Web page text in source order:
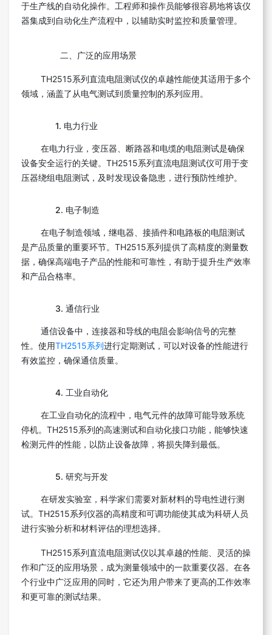
于生产线的自动化操作。工程师和操作员能够很容易地将该仪
器集成到自动化生产流程中，以辅助实时监控和质量管理。
二、广泛的应用场景
TH2515系列直流电阻测试仪的卓越性能使其适用于多个
领域，涵盖了从电气测试到质量控制的系列应用。
1. 电力行业
在电力行业，变压器、断路器和电缆的电阻测试是确保
设备安全运行的关键。TH2515系列直流电阻测试仪可用于变
压器绕组电阻测试，及时发现设备隐患，进行预防性维护。
2. 电子制造
在电子制造领域，继电器、接插件和电路板的电阻测试
是产品质量的重要环节。TH2515系列提供了高精度的测量数
据，确保高端电子产品的性能和可靠性，有助于提升生产效率
和产品合格率。
3. 通信行业
通信设备中，连接器和导线的电阻会影响信号的完整
性。使用TH2515系列进行定期测试，可以对设备的性能进行
有效监控，确保通信质量。
4. 工业自动化
在工业自动化的流程中，电气元件的故障可能导致系统
停机。TH2515系列的高速测试和自动化接口功能，能够快速
检测元件的性能，以防止设备故障，将损失降到最低。
5. 研究与开发
在研发实验室，科学家们需要对新材料的导电性进行测
试。TH2515系列仪器的高精度和可调功能使其成为科研人员
进行实验分析和材料评估的理想选择。
TH2515系列直流电阻测试仪以其卓越的性能、灵活的操
作和广泛的应用场景，成为测量领域中的一款重要仪器。在各
个行业中广泛应用的同时，它还为用户带来了更高的工作效率
和更可靠的测试结果。